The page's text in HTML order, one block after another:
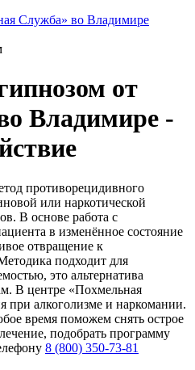
Служба» во Владимире
от
Владимире -
противорецидивного
или наркотической
В основе работа с
в изменённое состояние
отвращение к
подходит для
это альтернатива
В центре «Похмельная
при алкоголизме и наркомании.
время поможем снять острое
подобрать программу
8 (800) 350-73-81